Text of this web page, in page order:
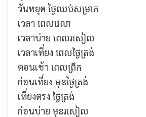
วันหยุด ថ្ងៃឈប់សម្រាក
เวลา ពេលវេលា
เวลาบ่าย ពេលរសៀល
เวลาเที่ยง ពេលថ្ងៃត្រង់
ตอนเช้า ពេលព្រឹក
ก่อนเที่ยง មុនថ្ងៃត្រង់
เที่ยงตรง ថ្ងៃត្រង់
ก่อนบ่าย មុនរសៀល